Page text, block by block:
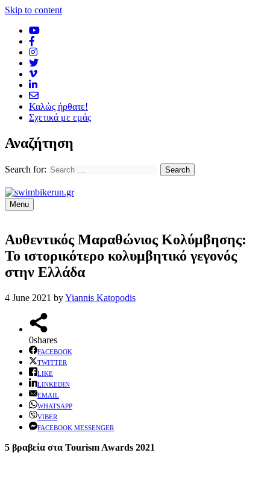
Skip to content
Καλώς ήρθατε!
Σχετικά με εμάς
Αναζήτηση
Search for:
Menu
Αυθεντικός Μαραθώνιος Κολύμβησης:
Το ιστορικότερο κολυμβητικό γεγονός
στην Ελλάδα
4 June 2021 byYiannis Katopodis
0shares
FACEBOOK
TWITTER
LIKE
LINKEDIN
EMAIL
WHATSAPP
VIBER
FACEBOOK MESSENGER
5 βραβεία στα Tourism Awards 2021